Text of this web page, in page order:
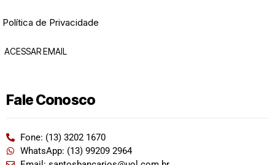
Política de Privacidade
ACESSAR EMAIL
Fale Conosco
Fone: (13) 3202 1670
WhatsApp: (13) 99209 2964